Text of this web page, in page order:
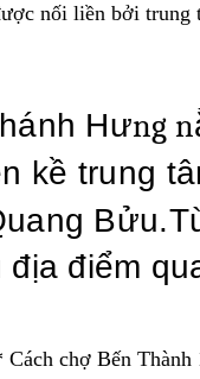
nối liền bởi trung
Hưng n
kề trung
Bửu.
điểm
Cách chợ Bến Thành